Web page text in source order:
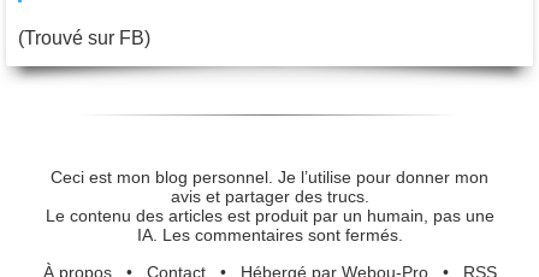
(Trouvé sur FB)
Ceci est mon blog personnel. Je l’utilise pour donner mon
avis et partager des trucs.
Le contenu des articles est produit par un humain, pas une
IA. Les commentaires sont fermés.
À propos• Contact• Hébergé par Webou-Pro• RSS